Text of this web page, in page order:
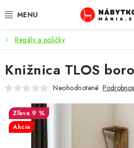
na
VÝPREDAJ
NOVINKY
OBÝVACIA IZBA
KUCHYŇA
Regály a poličky
Knižnica TLOS
Neohodnotené
9 %
Akcia